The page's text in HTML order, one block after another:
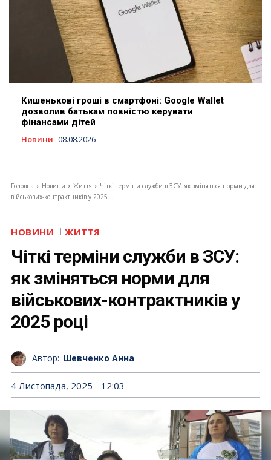
Кишенькові гроші в смартфоні: Google Wallet
дозволив батькам повністю керувати
фінансами дітей
Новини 08.08.2026